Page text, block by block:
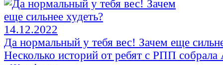
14.12.2022
Да нормальный у тебя вес! Зачем еще
Несколько историй от ребят с РПП